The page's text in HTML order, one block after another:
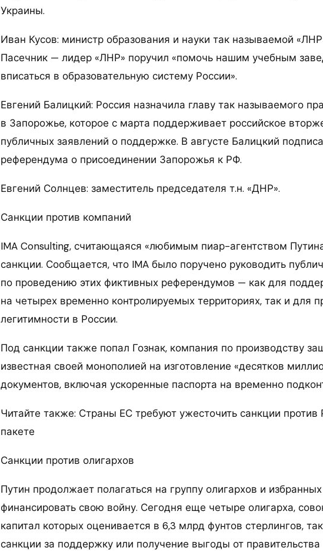
Украины.
Иван Кусов: министр образования и науки так называемой
Пасечник — лидер «ЛНР» поручил «помочь нашим учебным
вписаться в образовательную систему России».
Евгений Балицкий: Россия назначила главу так называемого
в Запорожье, которое с марта поддерживает российское
публичных заявлений о поддержке. В августе Балицкий
референдума о присоединении Запорожья к РФ.
Евгений Солнцев: заместитель председателя т.н. «ДНР».
Санкции против компаний
IMA Consulting, считающаяся «любимым пиар-агентством
санкции. Сообщается, что IMA было поручено руководить
по проведению этих фиктивных референдумов — как для
на четырех временно контролируемых территориях, так и для
легитимности в России.
Под санкции также попал Гознак, компания по производству
известная своей монополией на изготовление «десятков
документов, включая ускоренные паспорта на временно
Читайте также: Страны ЕС требуют ужесточить санкции
пакете
Санкции против олигархов
Путин продолжает полагаться на группу олигархов и
финансировать свою войну. Сегодня еще четыре олигарха,
капитал которых оценивается в 6,3 млрд фунтов стерлингов,
санкции за поддержку или получение выгоды от правительства